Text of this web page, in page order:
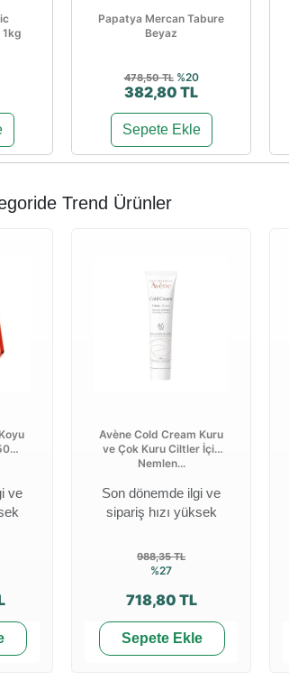
1kg
Papatya Mercan Tabure
Beyaz
478,50 TL %20
382,80 TL
Sepete Ekle
Trend Ürünler
ve
Avène Cold Cream Kuru
ve Çok Kuru Ciltler İçin
Nemlen...
Son dönemde ilgi ve
sipariş hızı yüksek
988,35 TL
%27
718,80 TL
Sepete Ekle